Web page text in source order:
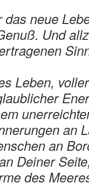
das neue
Und
Leben,
an
an
Deiner
des